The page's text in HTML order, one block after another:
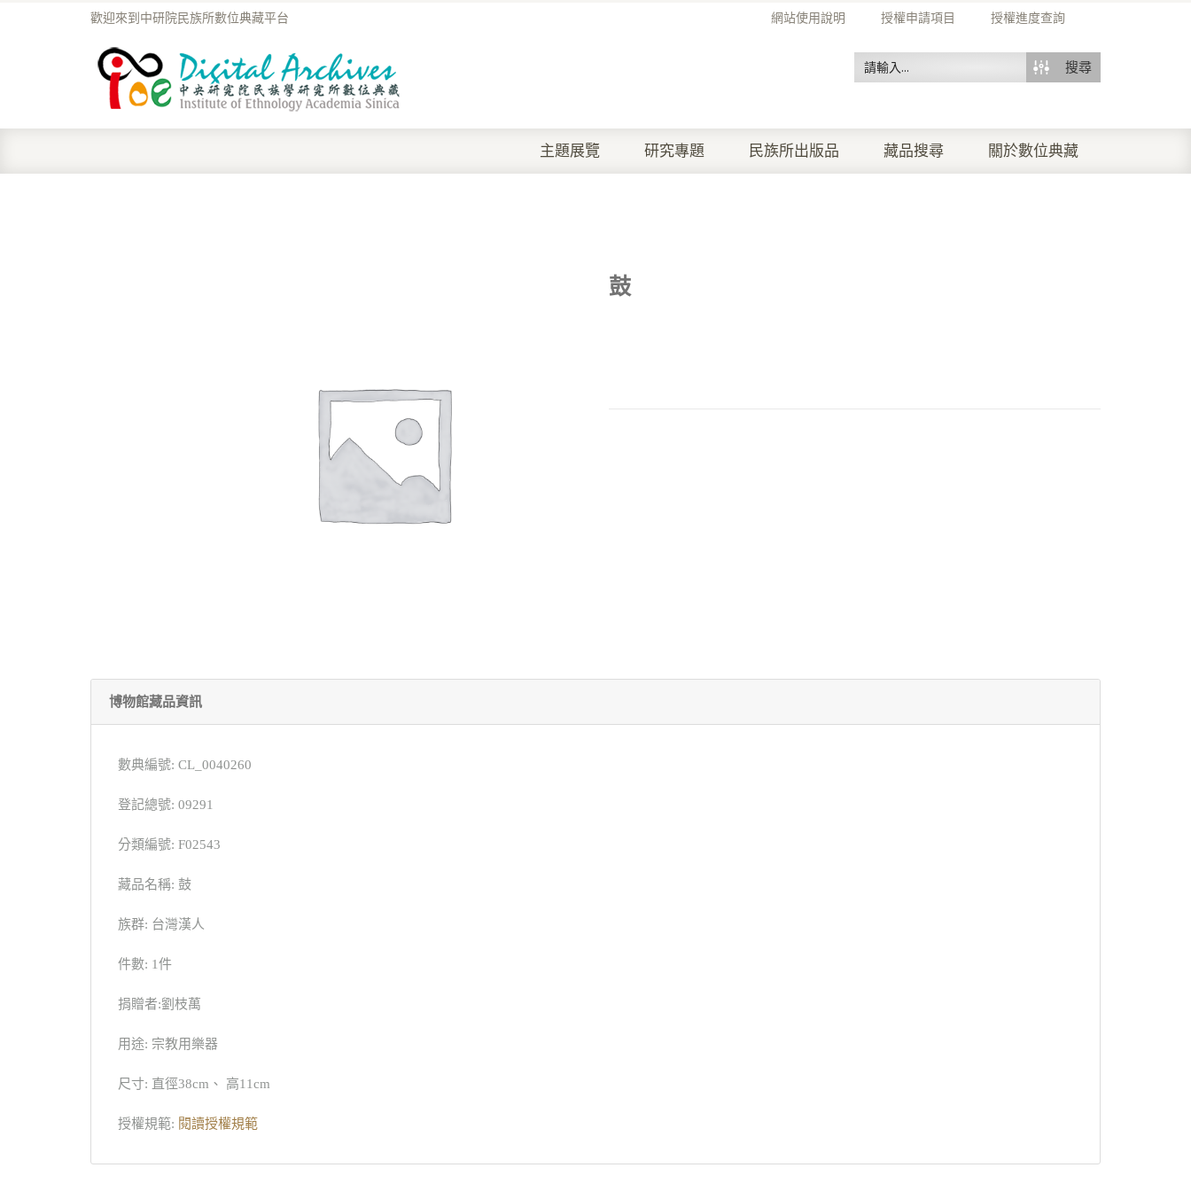
網站使用說明 授權申請項目 授權進度查詢
歡迎來到中研院民族所數位典藏平台
搜尋
主題展覽 研究專題 民族所出版品 藏品搜尋 關於數位典藏
鼓
博物館藏品資訊
數典編號: CL_0040260
登記總號: 09291
分類編號: F02543
藏品名稱: 鼓
族群: 台灣漢人
件數: 1件
捐贈者:劉枝萬
用途: 宗教用樂器
尺寸: 直徑38cm、 高11cm
授權規範: 閱讀授權規範